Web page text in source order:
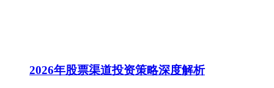
2026年股票渠道投资策略深度解析